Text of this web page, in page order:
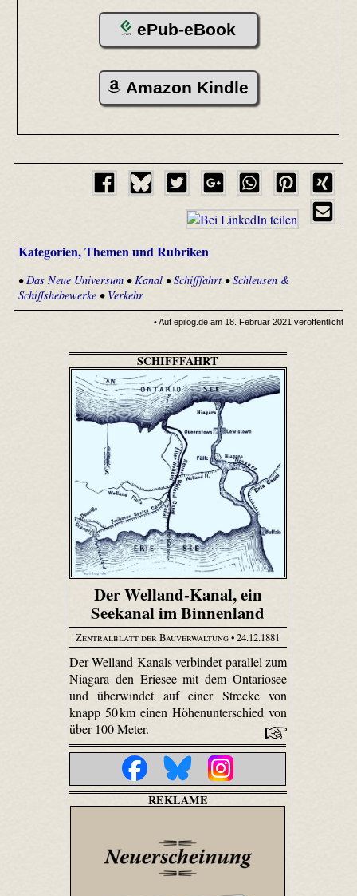
ePub-eBook
Amazon Kindle
Kategorien, Themen und Rubriken
• Das Neue Universum• Kanal•Schifffahrt•Schleusen &
Schiffshebewerke• Verkehr
• Auf epilog.de am 18. Februar 2021 veröffentlicht
SCHIFFFAHRT
Der Welland-Kanal, ein
Seekanal im Binnenland
Zentralblatt der Bauverwaltung• 24.12.1881
Der Welland-Kanals verbindet parallel zum
Niagara den Eriesee mit dem Ontariosee
und überwindet auf einer Strecke von
knapp 50 km einen Höhenunterschied von
über 100 Meter.
REKLAME